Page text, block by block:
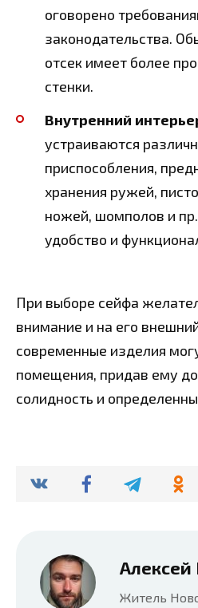
оговорено
законодательства.
отсек имеет более
стенки.
Внутренний
устраиваются
приспособления,
хранения ружей,
ножей, шомполов и
удобство и
При выборе сейфа
внимание и на его
современные изделия
помещения, придав ему
солидность и
Алексей
Житель